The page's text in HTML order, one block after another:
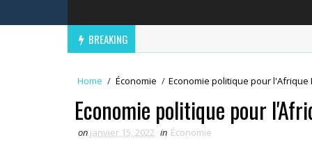
BREAKING
Home / Économie / Economie politique pour l'Afrique
Economie politique pour
on janvier 15, 2022 in Économie